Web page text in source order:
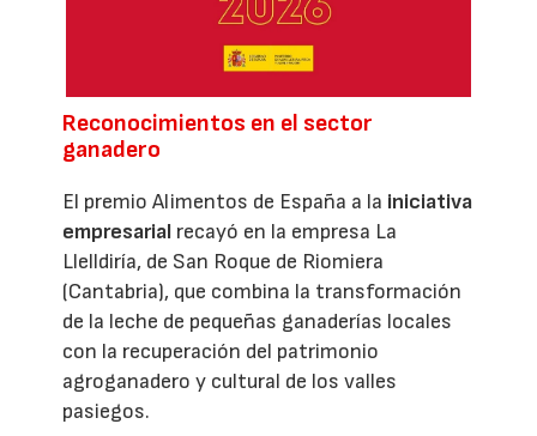
Reconocimientos en el sector
ganadero
El premio Alimentos de España a la iniciativa
empresarial recayó en la empresa La
Llelldiría, de San Roque de Riomiera
(Cantabria), que combina la transformación
de la leche de pequeñas ganaderías locales
con la recuperación del patrimonio
agroganadero y cultural de los valles
pasiegos.